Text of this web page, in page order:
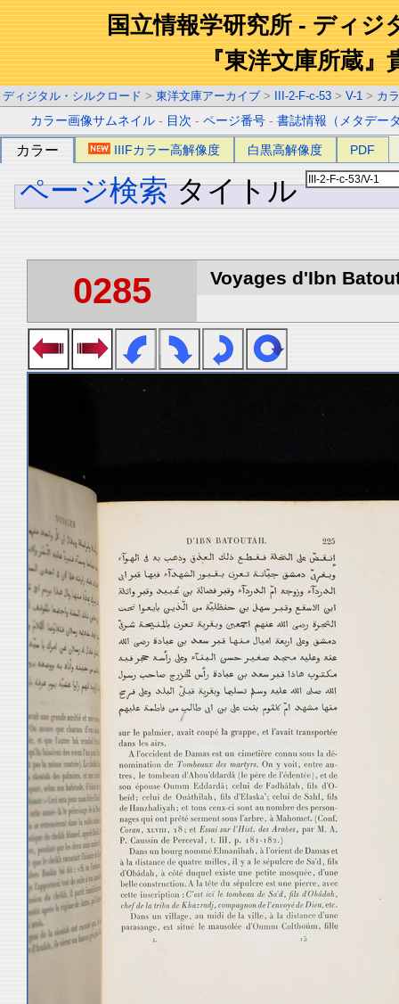
国立情報学研究所 - ディジ
『東洋文庫所蔵』
ディジタル・シルクロード > 東洋文庫アーカイブ > III-2-F-c-53 > V-1 > カ
カラー画像サムネイル - 目次 -ページ番号 -書誌情報（メタデー
カラー IIIFカラー高解像度 白黒高解像度 PDF
ページ検索 タイトル
0285 Voyages d'Ibn